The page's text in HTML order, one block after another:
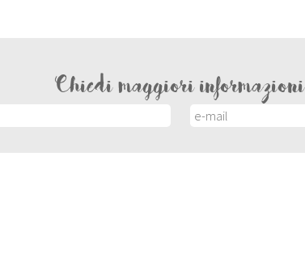
Chiedi maggiori informazioni